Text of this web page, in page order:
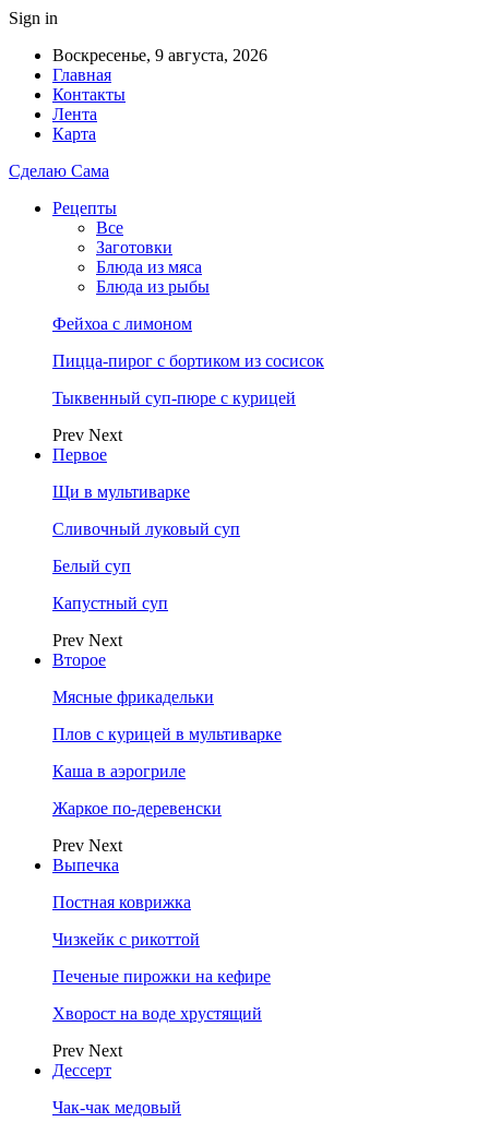
Sign in
Воскресенье, 9 августа, 2026
Главная
Контакты
Лента
Карта
Сделаю Сама
Рецепты
Все
Заготовки
Блюда из мяса
Блюда из рыбы
Фейхоа с лимоном
Пицца-пирог с бортиком из сосисок
Тыквенный суп-пюре с курицей
Prev Next
Первое
Щи в мультиварке
Сливочный луковый суп
Белый суп
Капустный суп
Prev Next
Второе
Мясные фрикадельки
Плов с курицей в мультиварке
Каша в аэрогриле
Жаркое по-деревенски
Prev Next
Выпечка
Постная коврижка
Чизкейк с рикоттой
Печеные пирожки на кефире
Хворост на воде хрустящий
Prev Next
Дессерт
Чак-чак медовый